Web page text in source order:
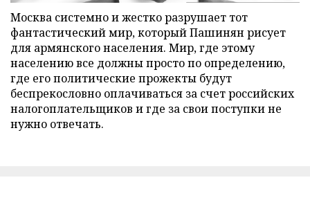
Москва системно и жестко разрушает тот
фантастический мир, который Пашинян рисует
для армянского населения. Мир, где этому
населению все должны просто по определению,
где его политические прожекты будут
беспрекословно оплачиваться за счет российских
налогоплательщиков и где за свои поступки не
нужно отвечать.